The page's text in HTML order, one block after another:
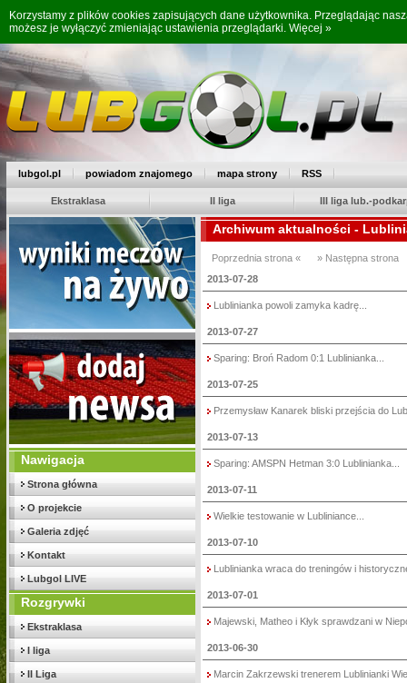
Korzystamy z plików cookies zapisujących dane użytkownika. Przeglądając
możesz je wyłączyć zmieniając ustawienia przeglądarki. Więcej »
lubgol.pl powiadom znajomego mapa strony RSS
Ekstraklasa II liga III liga lub.-
Nawigacja
Strona główna
O projekcie
Galeria zdjęć
Kontakt
Lubgol LIVE
Rozgrywki
Ekstraklasa
I liga
II Liga
Archiwum aktualności -
Poprzednia strona «
» Następna strona
2013-07-28
Lublinianka powoli zamyka kadrę...
2013-07-27
Sparing: Broń Radom 0:1 Lublinianka...
2013-07-25
Przemysław Kanarek bliski przejścia do
2013-07-13
Sparing: AMSPN Hetman 3:0 Lublinianka...
2013-07-11
Wielkie testowanie w Lubliniance...
2013-07-10
Lublinianka wraca do treningów i
2013-07-01
Majewski, Matheo i Kłyk sprawdzani w
2013-06-30
Marcin Zakrzewski trenerem Lublinianki